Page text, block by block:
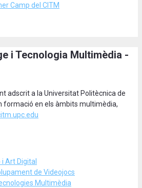
Camp del CITM
i Tecnologia Multimèdia -
adscrit a la Universitat Politècnica de
formació en els àmbits multimèdia,
i Art Digital
de Videojocs
Multimèdia